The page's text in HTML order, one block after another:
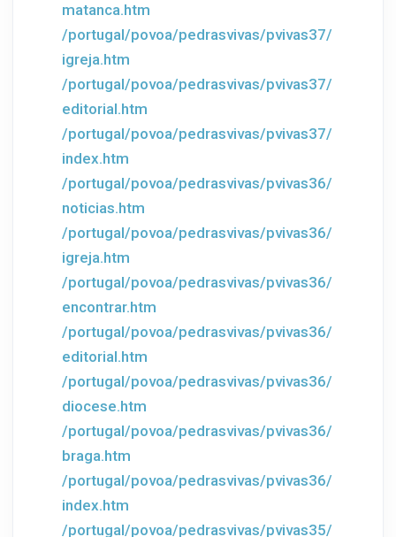
matanca.htm
/portugal/povoa/pedrasvivas/pvivas37/
igreja.htm
/portugal/povoa/pedrasvivas/pvivas37/
editorial.htm
/portugal/povoa/pedrasvivas/pvivas37/
index.htm
/portugal/povoa/pedrasvivas/pvivas36/
noticias.htm
/portugal/povoa/pedrasvivas/pvivas36/
igreja.htm
/portugal/povoa/pedrasvivas/pvivas36/
encontrar.htm
/portugal/povoa/pedrasvivas/pvivas36/
editorial.htm
/portugal/povoa/pedrasvivas/pvivas36/
diocese.htm
/portugal/povoa/pedrasvivas/pvivas36/
braga.htm
/portugal/povoa/pedrasvivas/pvivas36/
index.htm
/portugal/povoa/pedrasvivas/pvivas35/